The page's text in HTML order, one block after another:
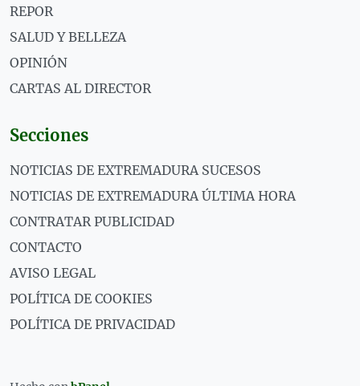
REPOR
SALUD Y BELLEZA
OPINIÓN
CARTAS AL DIRECTOR
Secciones
NOTICIAS DE EXTREMADURA SUCESOS
NOTICIAS DE EXTREMADURA ÚLTIMA HORA
CONTRATAR PUBLICIDAD
CONTACTO
AVISO LEGAL
POLÍTICA DE COOKIES
POLÍTICA DE PRIVACIDAD